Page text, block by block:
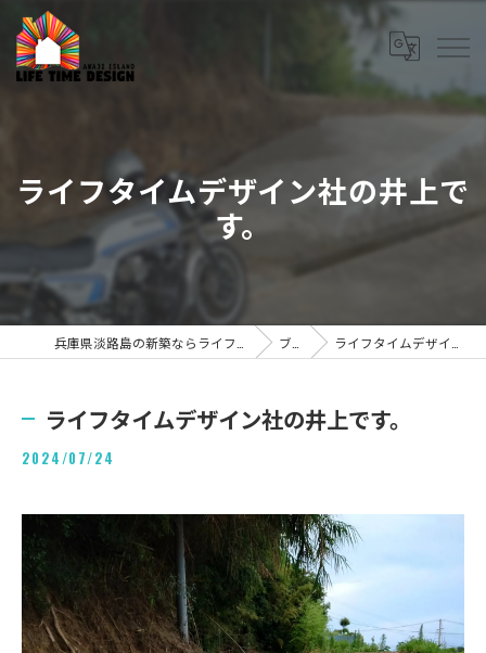
ライフタイムデザイン社の井上で
す。
ブログ ライフタイムデザイン社の井上です。
ライフタイムデザイン社の井上です。
2024/07/24